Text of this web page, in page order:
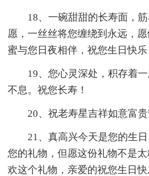
18、一碗甜甜的长寿面，
愿，一丝丝将您缠绕到永远，
蜜与您日夜相伴，祝您生日快乐
19、您心灵深处，积存着
不息。祝您长寿！
20、祝老寿星吉祥如意富贵
21、真高兴今天是您的生
您的礼物，但愿这份礼物不是
欢这个礼物，亲爱的祝您生日快